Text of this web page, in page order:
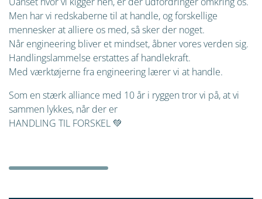
Men har vi redskaberne til at handle, og forskellige
mennesker at alliere os med, så sker der noget.
Når engineering bliver et mindset, åbner vores verden sig.
Handlingslammelse erstattes af handlekraft.
Med værktøjerne fra engineering lærer vi at handle.
Som en stærk alliance med 10 år i ryggen tror vi på, at vi
sammen lykkes, når der er
HANDLING TIL FORSKEL 💚